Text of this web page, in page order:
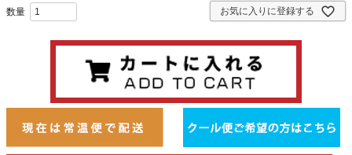
お気に入りに登録する